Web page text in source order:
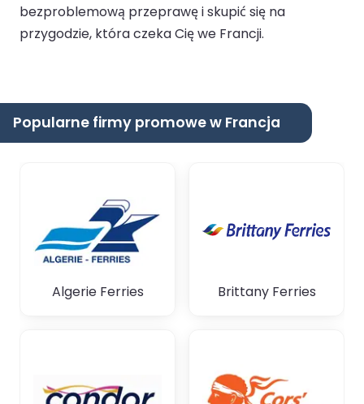
bezproblemową przeprawę i skupić się na
przygodzie, która czeka Cię we Francji.
Popularne firmy promowe w Francja
Algerie Ferries Brittany Ferries